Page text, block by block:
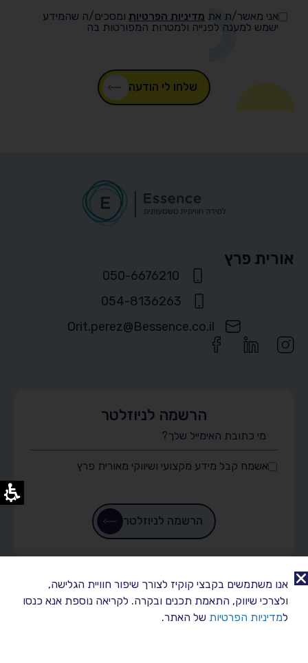
אני מאשר/ת את מדיניות הפרטיות ומסכים/ה שהמידע
ישמש למענה לפנייה ולמטרות המפורטות בה
שלחו לי הודעה
אורית פרץ
050-6676210
054-8136263
Orit.perez@Bessence.co.il
אורית
פרץ
ראשי
מידע
הרשמה לניוזלטר
אשמח קבל מידע מקצועי ושיווקי מאורית פרץ
הרשמה לניוזלטר
אנו משתמשים בקבצי קוקיז לצורך שיפור חוויית הגלישה,
ולצרכי שיווק, התאמת תכנים ובקרה. לקריאה נוספת אנא כנסו
למדיניות הפרטיות של האתר.